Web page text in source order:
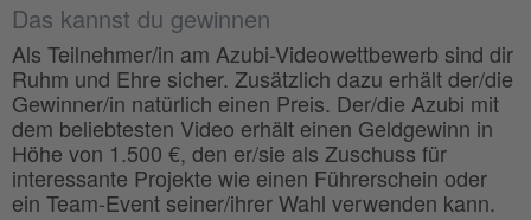
Das kannst du gewinnen
Als Teilnehmer/in am Azubi-Videowettbewerb sind dir
Ruhm und Ehre sicher. Zusätzlich dazu erhält der/die
Gewinner/in natürlich einen Preis. Der/die Azubi mit
dem beliebtesten Video erhält einen Geldgewinn in
Höhe von 1.500 €, den er/sie als Zuschuss für
interessante Projekte wie einen Führerschein oder
ein Team-Event seiner/ihrer Wahl verwenden kann.